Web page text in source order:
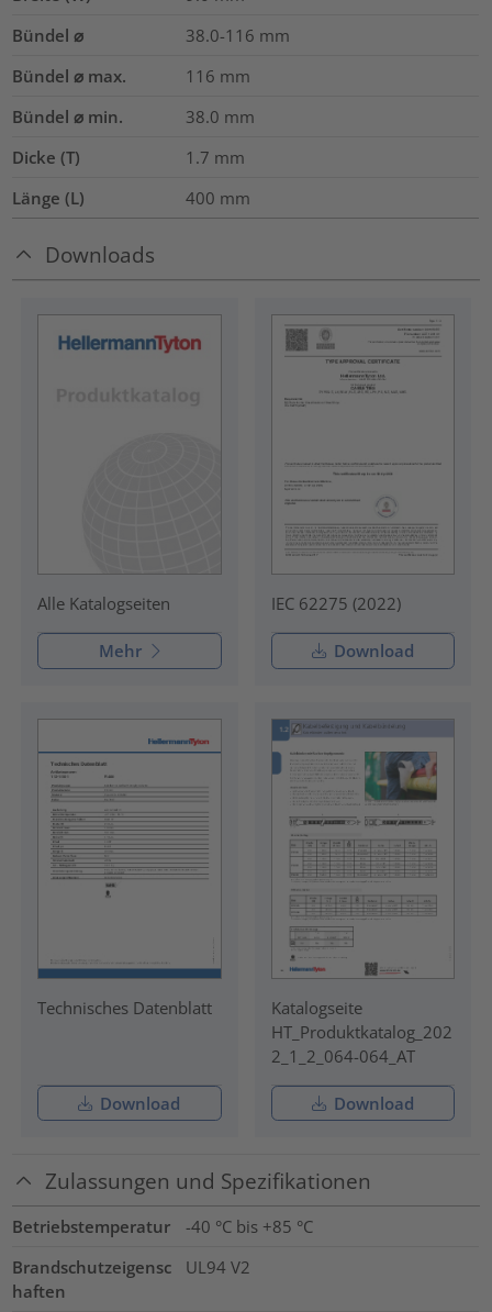
Bündel ⌀
38.0-116 mm
Bündel ⌀ max.
116 mm
Bündel ⌀ min.
38.0 mm
Dicke (T)
1.7 mm
Länge (L)
400 mm
Downloads
Alle Katalogseiten
Mehr
IEC 62275 (2022)
Download
Technisches Datenblatt
Download
Katalogseite
HT_Produktkatalog_202
2_1_2_064-064_AT
Download
Zulassungen und Spezifikationen
Betriebstemperatur
-40 °C bis +85 °C
Brandschutzeigensc
haften
UL94 V2